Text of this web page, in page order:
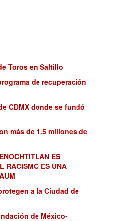
Toros en Saltillo
de recuperación
CDMX donde se fundó
más de 1.5 millones de
ES
RACISMO ES UNA
a la Ciudad de
de México-